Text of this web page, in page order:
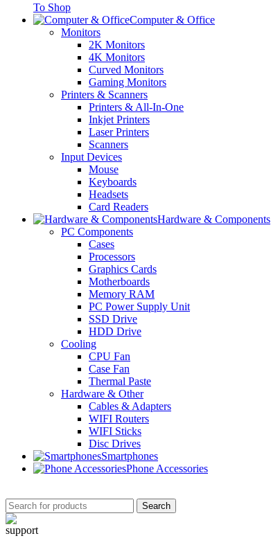
To Shop
Computer & Office
Monitors
2K Monitors
4K Monitors
Curved Monitors
Gaming Monitors
Printers & Scanners
Printers & All-In-One
Inkjet Printers
Laser Printers
Scanners
Input Devices
Mouse
Keyboards
Headsets
Card Readers
Hardware & Components
PC Components
Cases
Processors
Graphics Cards
Motherboards
Memory RAM
PC Power Supply Unit
SSD Drive
HDD Drive
Cooling
CPU Fan
Case Fan
Thermal Paste
Hardware & Other
Cables & Adapters
WIFI Routers
WIFI Sticks
Disc Drives
Smartphones
Phone Accessories
Search